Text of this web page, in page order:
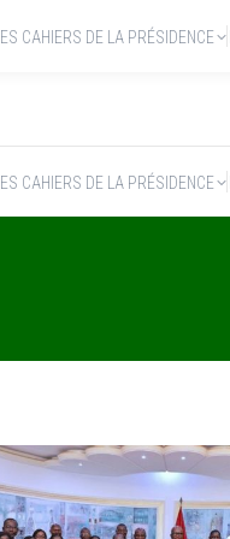
LES CAHIERS DE LA PRÉSIDENCE
LES CAHIERS DE LA PRÉSIDENCE